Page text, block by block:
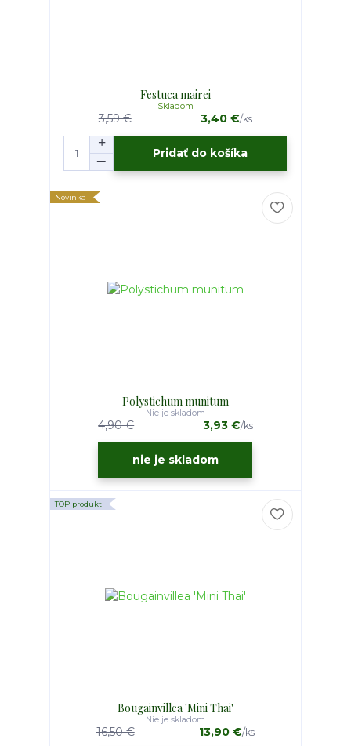
Festuca mairei
3,59 € 3,40 €/ks
Skladom
Pridať do košíka
Novinka
Polystichum munitum
4,90 € 3,93 €/ks
Nie je skladom
nie je skladom
TOP produkt
Bougainvillea 'Mini Thai'
16,50 € 13,90 €/ks
Nie je skladom